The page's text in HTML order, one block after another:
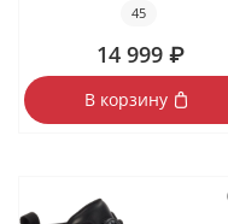
45
14 999 ₽
В корзину